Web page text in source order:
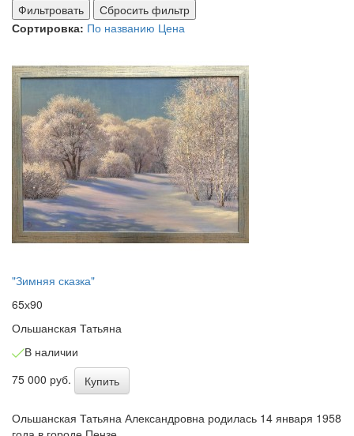
Фильтровать
Сбросить фильтр
Сортировка: По названию Цена
"Зимняя сказка"
65х90
Ольшанская Татьяна
В наличии
75 000 руб.
Купить
Ольшанская Татьяна Александровна родилась 14 января 1958